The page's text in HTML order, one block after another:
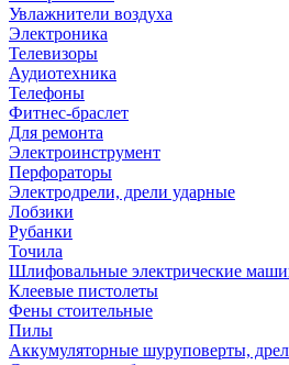
Увлажнители воздуха
Электроника
Телевизоры
Аудиотехника
Телефоны
Фитнес-браслет
Для ремонта
Электроинструмент
Перфораторы
Электродрели, дрели ударные
Лобзики
Рубанки
Точила
Шлифовальные электрические
Клеевые пистолеты
Фены стоительные
Пилы
Аккумуляторные шуруповерты,